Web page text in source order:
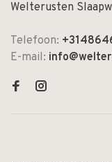
Welterusten
Telefoon:
E-mail: